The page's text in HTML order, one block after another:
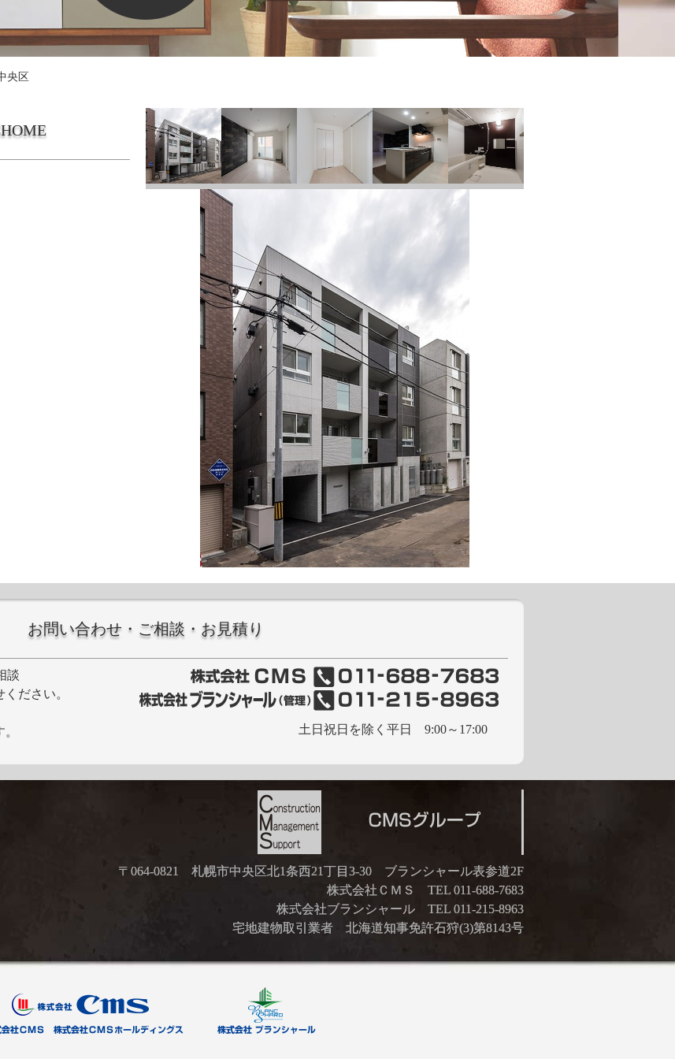
央区
お問い合わせ・ご相談・お見積り
談
ださい。
土日祝日を除く平日 9:00～17:00
〒064-0821 札幌市中央区北1条西21丁目3-30 ブランシャール表参道2F
株式会社ＣＭＳ TEL 011-688-7683
株式会社ブランシャール TEL 011-215-8963
宅地建物取引業者 北海道知事免許石狩(3)第8143号